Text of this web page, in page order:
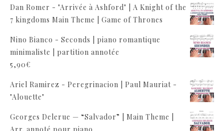
Dan Romer - "Arrivée à Ashford" | A Knight of the
7 kingdoms Main Theme | Game of Thrones
Nino Bianco - Seconds | piano romantique
minimaliste | partition annotée
5,90€
Ariel Ramirez - Peregrinacion | Paul Mauriat -
"Alouette"
Georges Delerue — “Salvador” | Main Theme |